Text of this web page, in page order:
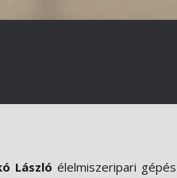
László élelmiszeripari